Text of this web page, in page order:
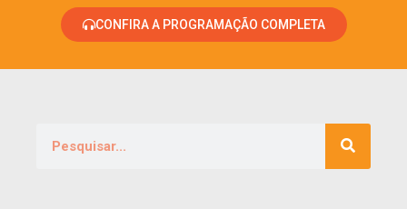
CONFIRA A PROGRAMAÇÃO COMPLETA